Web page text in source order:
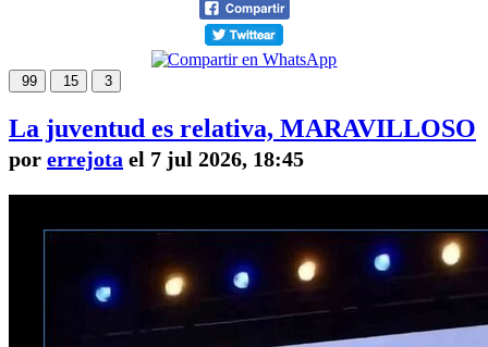
99 15 3
La juventud es relativa, MARAVILLOSO
por errejota el 7 jul 2026, 18:45